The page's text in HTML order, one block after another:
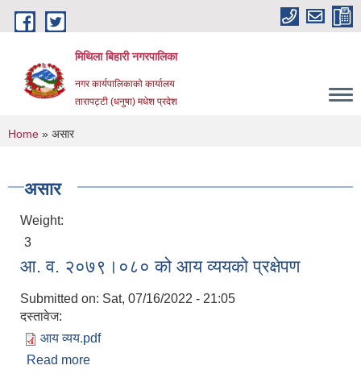
Skip to main content
मिथिला बिहारी नगरपालिका
नगर कार्यपालिकाको कार्यालय
तारापट्टी (धनुषा) मधेश प्रदेश
You are here
Home » असार
असार
Weight:
3
आ. व. २०७९।०८० को आय व्ययको प्रक्षेपण
Submitted on: Sat, 07/16/2022 - 21:05
दस्तावेज:
आय व्यय.pdf
Read more